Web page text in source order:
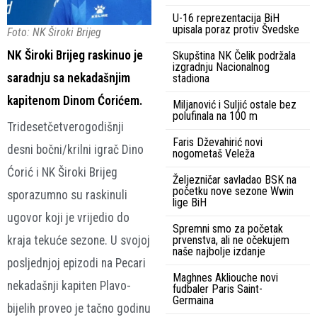
Foto: NK Široki Brijeg
NK Široki Brijeg raskinuo je
saradnju sa nekadašnjim
kapitenom Dinom Ćorićem.
Tridesetčetverogodišnji
desni bočni/krilni igrač Dino
Ćorić i NK Široki Brijeg
sporazumno su raskinuli
ugovor koji je vrijedio do
kraja tekuće sezone. U svojoj
posljednjoj epizodi na Pecari
nekadašnji kapiten Plavo-
bijelih proveo je tačno godinu
U-16 reprezentacija BiH
upisala poraz protiv Švedske
Skupština NK Čelik podržala
izgradnju Nacionalnog
stadiona
Miljanović i Suljić ostale bez
polufinala na 100 m
Faris Dževahirić novi
nogometaš Veleža
Željezničar savladao BSK na
početku nove sezone Wwin
lige BiH
Spremni smo za početak
prvenstva, ali ne očekujem
naše najbolje izdanje
Maghnes Akliouche novi
fudbaler Paris Saint-
Germaina